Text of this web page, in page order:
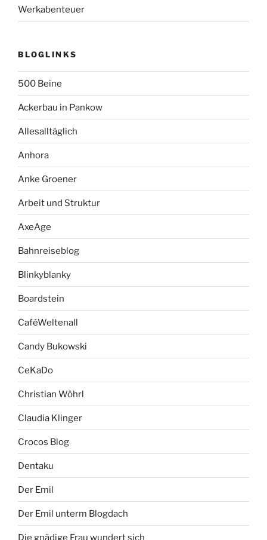
Werkabenteuer
BLOGLINKS
500 Beine
Ackerbau in Pankow
Allesalltäglich
Anhora
Anke Groener
Arbeit und Struktur
AxeAge
Bahnreiseblog
Blinkyblanky
Boardstein
CaféWeltenall
Candy Bukowski
CeKaDo
Christian Wöhrl
Claudia Klinger
Crocos Blog
Dentaku
Der Emil
Der Emil unterm Blogdach
Die gnädige Frau wundert sich